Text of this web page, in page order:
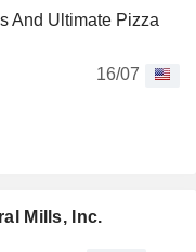
And Ultimate Pizza
16/07
Mills, Inc.